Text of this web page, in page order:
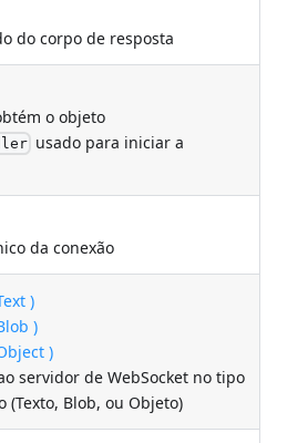
do corpo de resposta
o objeto
usado para iniciar a
da conexão
)
)
)
servidor de WebSocket no tipo
(Texto, Blob, ou Objeto)